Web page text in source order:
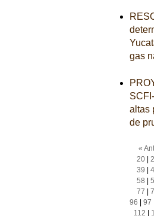
gas
altas
de
«
20|
39
58
77
96
97
112